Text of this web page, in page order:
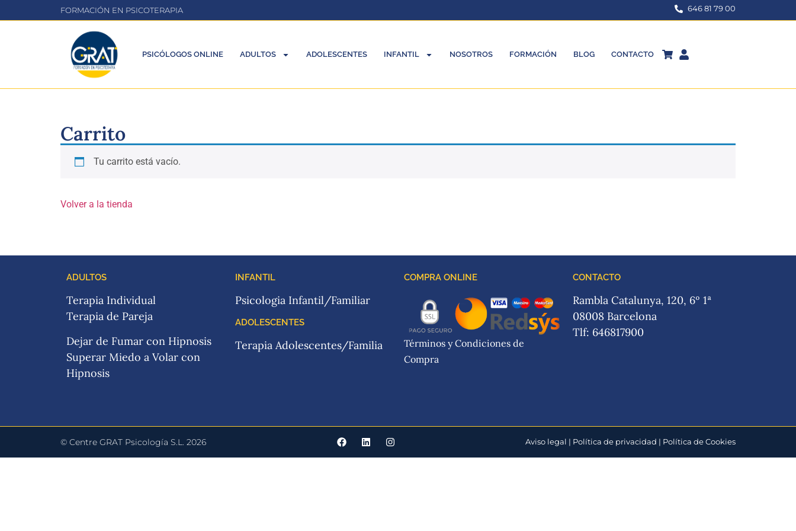
FORMACIÓN EN PSICOTERAPIA 646 81 79 00
PSICÓLOGOS ONLINE ADULTOS ADOLESCENTES INFANTIL NOSOTROS FORMACIÓN BLOG CONTACTO
Carrito
Tu carrito está vacío.
Volver a la tienda
ADULTOS
Terapia Individual
Terapia de Pareja
Dejar de Fumar con Hipnosis
Superar Miedo a Volar con
Hipnosis
INFANTIL
Psicologia Infantil/Familiar
ADOLESCENTES
Terapia Adolescentes/Familia
COMPRA ONLINE
Términos y Condiciones de
Compra
CONTACTO
Rambla Catalunya, 120, 6º 1ª
08008 Barcelona
Tlf: 646817900
© Centre GRAT Psicología S.L. 2026 Aviso legal | Política de privacidad | Política de Cookies